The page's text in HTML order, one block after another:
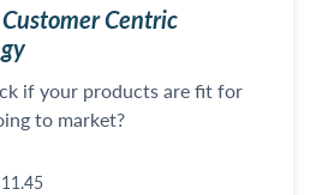
Centric
if your products are fit for
to market?